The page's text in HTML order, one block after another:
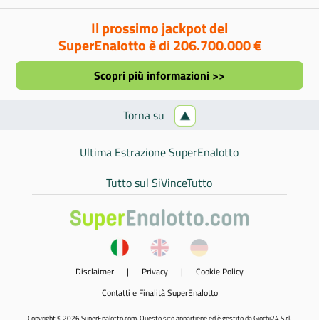
Il prossimo jackpot del
SuperEnalotto è di 206.700.000 €
Scopri più informazioni >>
Torna su
Ultima Estrazione SuperEnalotto
Tutto sul SiVinceTutto
Disclaimer | Privacy | Cookie Policy
Contatti e Finalità SuperEnalotto